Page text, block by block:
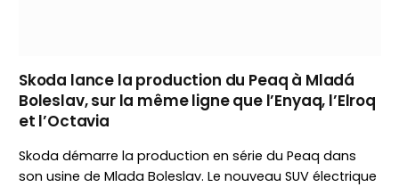
Skoda lance la production du Peaq à Mladá
Boleslav, sur la même ligne que l’Enyaq, l’Elroq
et l’Octavia
Skoda démarre la production en série du Peaq dans
son usine de Mlada Boleslav. Le nouveau SUV électrique